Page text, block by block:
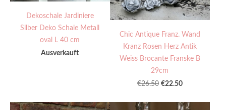
Dekoschale Jardiniere
Silber Deko Schale Metall
oval L 40 cm
Ausverkauft
Chic Antique Franz. Wand
Kranz Rosen Herz Antik
Weiss Brocante Franske B
29cm
€26.50 €22.50